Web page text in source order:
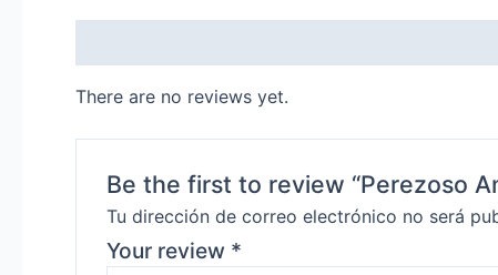
There are no reviews yet.
Be the first to review “Perezoso
Tu dirección de correo electrónico no será
Your review *